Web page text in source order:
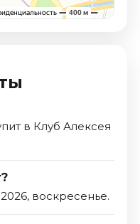
в Клуб Алексея
воскресенье.